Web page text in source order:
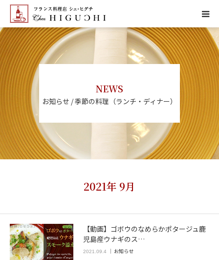
NEWS
お知らせ / 季節の料理（ランチ・ディナー）
2021年 9月
【動画】ゴボウのなめらかポタージュ鹿
児島産ウナギのス…
2021.09.4 お知らせ
HOME
CONCEPT
MENU
ACCESS
NEWS